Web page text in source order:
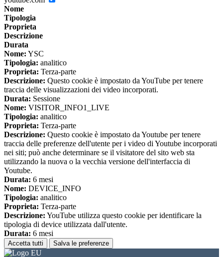
Nome
Tipologia
Proprieta
Descrizione
Durata
Nome: YSC
Tipologia: analitico
Proprieta: Terza-parte
Descrizione: Questo cookie è impostato da YouTube per tenere
traccia delle visualizzazioni dei video incorporati.
Durata: Sessione
Nome: VISITOR_INFO1_LIVE
Tipologia: analitico
Proprieta: Terza-parte
Descrizione: Questo cookie è impostato da Youtube per tenere
traccia delle preferenze dell'utente per i video di Youtube incorporati
nei siti; può anche determinare se il visitatore del sito web sta
utilizzando la nuova o la vecchia versione dell'interfaccia di
Youtube.
Durata: 6 mesi
Nome: DEVICE_INFO
Tipologia: analitico
Proprieta: Terza-parte
Descrizione: YouTube utilizza questo cookie per identificare la
tipologia di device utilizzata dall'utente.
Durata: 6 mesi
Accetta tutti Salva le preferenze